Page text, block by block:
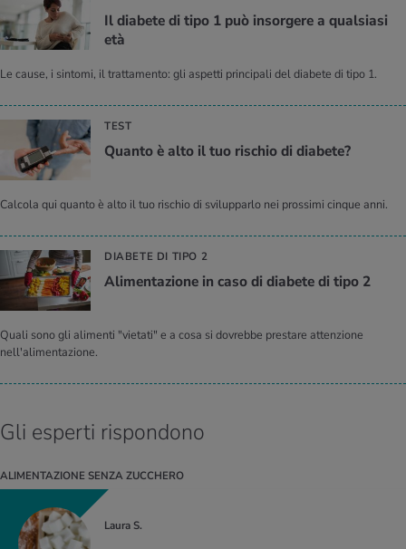
Il dia­be­te di tipo 1 può in­sor­ge­re a qual­sia­si
età
Le cause, i sintomi, il trattamento: gli aspetti principali del diabete di tipo 1.
TEST
Quan­to è alto il tuo ri­schio di dia­be­te?
Calcola qui quanto è alto il tuo rischio di svilupparlo nei prossimi cinque anni.
DIABETE DI TIPO 2
Ali­men­ta­zio­ne in caso di dia­be­te di tipo 2
Quali sono gli alimenti "vietati" e a cosa si dovrebbe prestare attenzione
nell'alimentazione.
Gli esperti rispondono
ALIMENTAZIONE SENZA ZUCCHERO
Laura S.